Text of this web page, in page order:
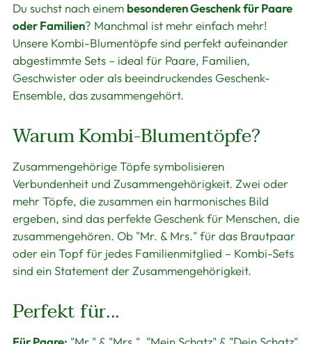
Du suchst nach einem besonderen Geschenk für Paare
oder Familien? Manchmal ist mehr einfach mehr!
Unsere Kombi-Blumentöpfe sind perfekt aufeinander
abgestimmte Sets – ideal für Paare, Familien,
Geschwister oder als beeindruckendes Geschenk-
Ensemble, das zusammengehört.
Warum Kombi-Blumentöpfe?
Zusammengehörige Töpfe symbolisieren
Verbundenheit und Zusammengehörigkeit. Zwei oder
mehr Töpfe, die zusammen ein harmonisches Bild
ergeben, sind das perfekte Geschenk für Menschen, die
zusammengehören. Ob "Mr. & Mrs." für das Brautpaar
oder ein Topf für jedes Familienmitglied – Kombi-Sets
sind ein Statement der Zusammengehörigkeit.
Perfekt für...